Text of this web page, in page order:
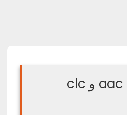
تفاوت بلوک aac و clc